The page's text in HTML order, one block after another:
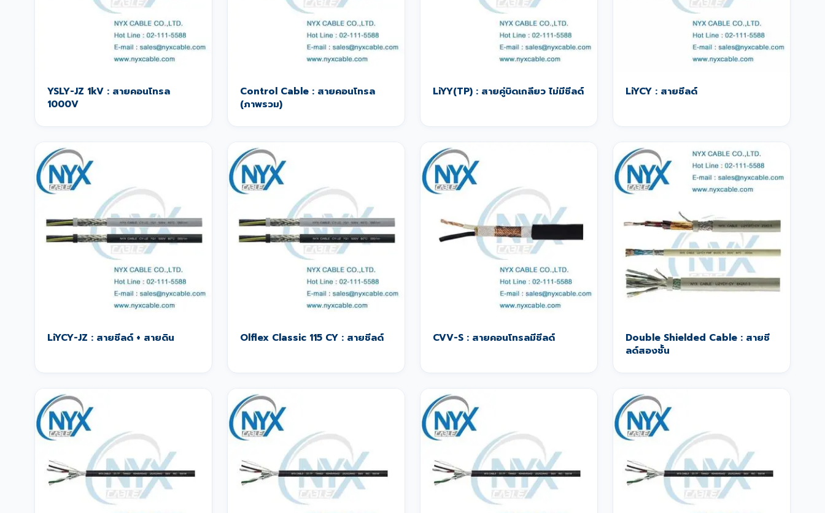
YSLY-JZ 1kV : สายคอนโทรล
1000V
Control Cable : สายคอนโทรล
(ภาพรวม)
LiYY(TP) : สายคู่บิดเกลียว ไม่มีชีลด์ LiYCY : สายชีลด์
LiYCY-JZ : สายชีลด์ + สายดิน Olflex Classic 115 CY : สายชีลด์ CVV-S : สายคอนโทรลมีชีลด์
Double Shielded Cable : สายชี
ลด์สองชั้น